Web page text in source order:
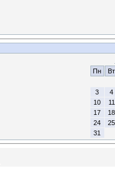
Пн
Вт
3
4
10
11
17
18
24
25
31